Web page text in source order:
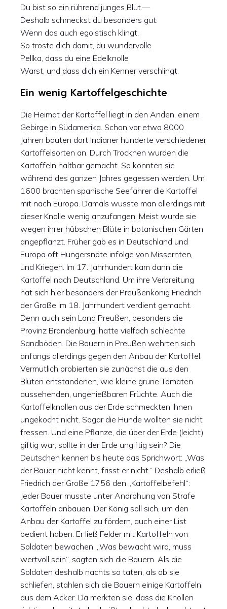
Du bist so ein rührend junges Blut.—
Deshalb schmeckst du besonders gut.
Wenn das auch egoistisch klingt,
So tröste dich damit, du wundervolle
Pellka, dass du eine Edelknolle
Warst, und dass dich ein Kenner verschlingt.
Ein wenig Kartoffelgeschichte
Die Heimat der Kartoffel liegt in den Anden, einem
Gebirge in Südamerika. Schon vor etwa 8000
Jahren bauten dort Indianer hunderte verschiedener
Kartoffelsorten an. Durch Trocknen wurden die
Kartoffeln haltbar gemacht. So konnten sie
während des ganzen Jahres gegessen werden. Um
1600 brachten spanische Seefahrer die Kartoffel
mit nach Europa. Damals wusste man allerdings mit
dieser Knolle wenig anzufangen. Meist wurde sie
wegen ihrer hübschen Blüte in botanischen Gärten
angepflanzt. Früher gab es in Deutschland und
Europa oft Hungersnöte infolge von Missernten,
und Kriegen. Im 17. Jahrhundert kam dann die
Kartoffel nach Deutschland. Um ihre Verbreitung
hat sich hier besonders der Preußenkönig Friedrich
der Große im 18. Jahrhundert verdient gemacht.
Denn auch sein Land Preußen, besonders die
Provinz Brandenburg, hatte vielfach schlechte
Sandböden. Die Bauern in Preußen wehrten sich
anfangs allerdings gegen den Anbau der Kartoffel.
Vermutlich probierten sie zunächst die aus den
Blüten entstandenen, wie kleine grüne Tomaten
aussehenden, ungenießbaren Früchte. Auch die
Kartoffelknollen aus der Erde schmeckten ihnen
ungekocht nicht. Sogar die Hunde wollten sie nicht
fressen. Und eine Pflanze, die über der Erde (leicht)
giftig war, sollte in der Erde ungiftig sein? Die
Deutschen kennen bis heute das Sprichwort: „Was
der Bauer nicht kennt, frisst er nicht.“ Deshalb erließ
Friedrich der Große 1756 den „Kartoffelbefehl“:
Jeder Bauer musste unter Androhung von Strafe
Kartoffeln anbauen. Der König soll sich, um den
Anbau der Kartoffel zu fördern, auch einer List
bedient haben. Er ließ Felder mit Kartoffeln von
Soldaten bewachen. „Was bewacht wird, muss
wertvoll sein“, sagten sich die Bauern. Als die
Soldaten deshalb nachts so taten, als ob sie
schliefen, stahlen sich die Bauern einige Kartoffeln
aus dem Acker. Da merkten sie, dass die Knollen